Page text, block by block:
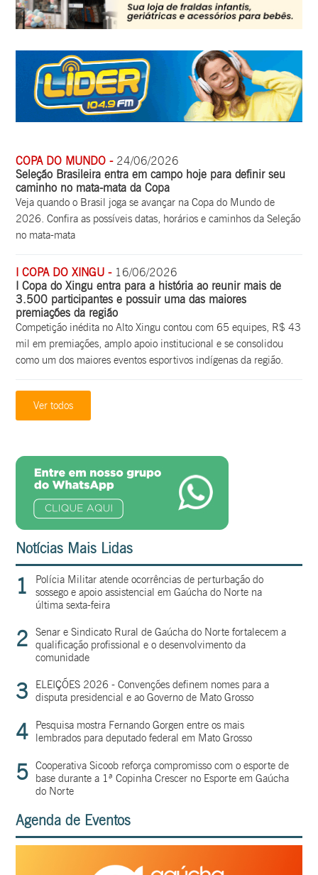
COPA DO MUNDO -24/06/2026
Seleção Brasileira entra em campo hoje para definir seu
caminho no mata-mata da Copa
Veja quando o Brasil joga se avançar na Copa do Mundo de
2026. Confira as possíveis datas, horários e caminhos da Seleção
no mata-mata
I COPA DO XINGU -16/06/2026
I Copa do Xingu entra para a história ao reunir mais de
3.500 participantes e possuir uma das maiores
premiações da região
Competição inédita no Alto Xingu contou com 65 equipes, R$ 43
mil em premiações, amplo apoio institucional e se consolidou
como um dos maiores eventos esportivos indígenas da região.
Ver todos
Notícias Mais Lidas
1
Polícia Militar atende ocorrências de perturbação do
sossego e apoio assistencial em Gaúcha do Norte na
última sexta-feira
2
Senar e Sindicato Rural de Gaúcha do Norte fortalecem a
qualificação profissional e o desenvolvimento da
comunidade
3
ELEIÇÕES 2026 - Convenções definem nomes para a
disputa presidencial e ao Governo de Mato Grosso
4
Pesquisa mostra Fernando Gorgen entre os mais
lembrados para deputado federal em Mato Grosso
5 Cooperativa Sicoob reforça compromisso com o esporte de
base durante a 1ª Copinha Crescer no Esporte em Gaúcha
do Norte
Agenda de Eventos